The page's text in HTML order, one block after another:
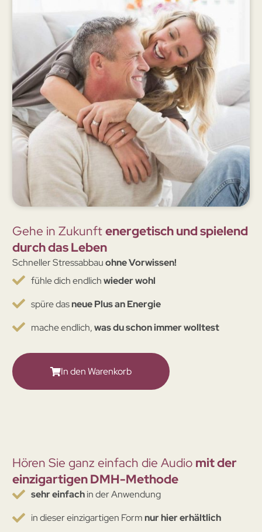
Gehe in Zukunftenergetisch und spielend
durch das Leben
Schneller Stressabbauohne Vorwissen!
fühle dich endlichwieder wohl
spüre dasneue Plus an Energie
mache endlich,was du schon immer wolltest
In den Warenkorb
Hören Sie ganz einfach die Audio mit der
einzigartigen DMH-Methode
sehr einfachin der Anwendung
in dieser einzigartigen Formnur hier erhältlich​